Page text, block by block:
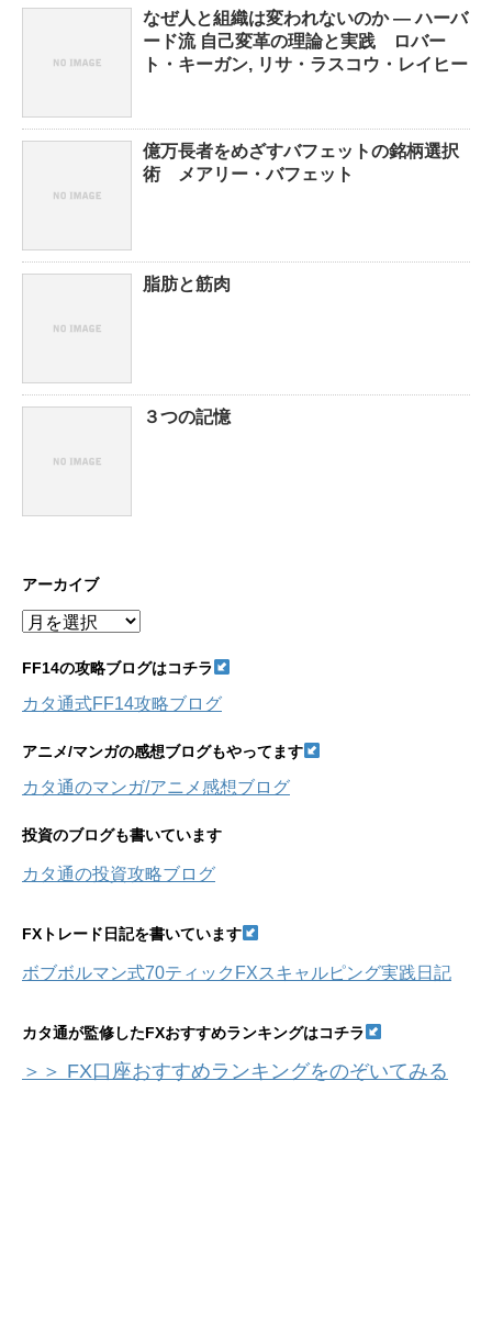
なぜ人と組織は変われないのか ― ハーバ
ード流 自己変革の理論と実践 ロバー
ト・キーガン, リサ・ラスコウ・レイヒー
億万長者をめざすバフェットの銘柄選択
術 メアリー・バフェット
脂肪と筋肉
３つの記憶
アーカイブ
ア
カ
ブ
FF14の攻略ブログはコチラ
カタ通式FF14攻略ブログ
アニメ/マンガの感想ブログもやってます
カタ通のマンガ/アニメ感想ブログ
投資のブログも書いています
カタ通の投資攻略ブログ
FXトレード日記を書いています
ボブボルマン式70ティックFXスキャルピング実践日記
カタ通が監修したFXおすすめランキングはコチラ
＞＞ FX口座おすすめランキングをのぞいてみる